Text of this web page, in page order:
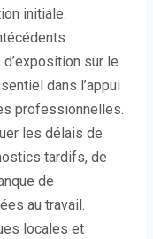
initiale.
sur le
dans l’appui
professionnelles.
les délais de
tardifs, de
de
au travail.
locales et